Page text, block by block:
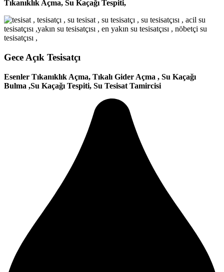
Tıkanıklık Açma, Su Kaçağı Tespiti,
Gece Açık Tesisatçı
Esenler Tıkanıklık Açma, Tıkalı Gider Açma , Su Kaçağı
Bulma ,Su Kaçağı Tespiti, Su Tesisat Tamircisi